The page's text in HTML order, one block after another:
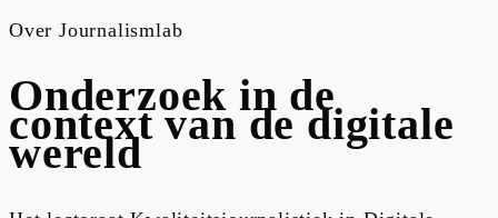
Over Journalismlab
Onderzoek in de
context van de digitale
wereld